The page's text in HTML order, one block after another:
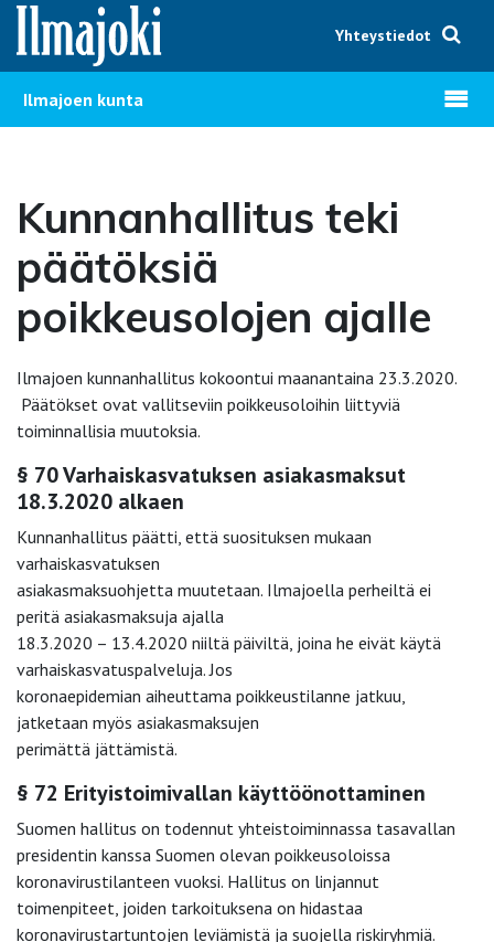
Hyppää sisältöön
Yhteystiedot
Ilmajoen kunta Avaa
Kunnanhallitus teki
päätöksiä
poikkeusolojen ajalle
Ilmajoen kunnanhallitus kokoontui maanantaina 23.3.2020.
Päätökset ovat vallitseviin poikkeusoloihin liittyviä
toiminnallisia muutoksia.
§ 70 Varhaiskasvatuksen asiakasmaksut
18.3.2020 alkaen
Kunnanhallitus päätti, että suosituksen mukaan
varhaiskasvatuksen
asiakasmaksuohjetta muutetaan. Ilmajoella perheiltä ei
peritä asiakasmaksuja ajalla
18.3.2020 – 13.4.2020 niiltä päiviltä, joina he eivät käytä
varhaiskasvatuspalveluja. Jos
koronaepidemian aiheuttama poikkeustilanne jatkuu,
jatketaan myös asiakasmaksujen
perimättä jättämistä.
§ 72 Erityistoimivallan käyttöönottaminen
Suomen hallitus on todennut yhteistoiminnassa tasavallan
presidentin kanssa Suomen olevan poikkeusoloissa
koronavirustilanteen vuoksi. Hallitus on linjannut
toimenpiteet, joiden tarkoituksena on hidastaa
koronavirustartuntojen leviämistä ja suojella riskiryhmiä.